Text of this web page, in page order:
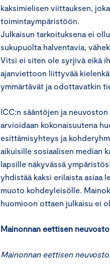
kaksimielisen viittauksen,
toimintaympäristöön.
Julkaisun tarkoituksena ei
sukupuolta halventavia,
Vitsi ei siten ole syrjivä eikä
ajanviettoon liittyvää
ymmärtävät ja odottavatkin
ICC:n sääntöjen ja
arvioidaan kokonaisuutena
esittämisyhteys ja
aikuisille sosiaalisen median
lapsille näkyvässä
yhdistää kaksi erilaista asiaa
muoto kohdeyleisölle.
huomioon ottaen julkaisu ei
Mainonnan eettisen
Mainonnan eettisen